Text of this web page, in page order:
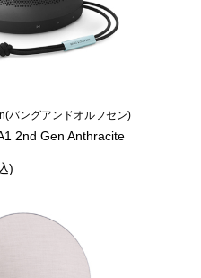
バングアンドオルフセン)
2nd Gen Anthracite
)